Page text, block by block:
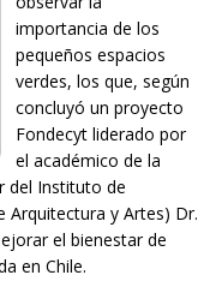
importancia de los
pequeños espacios
verdes, los que, según
concluyó un proyecto
Fondecyt liderado por
el académico de la
del Instituto de
Arquitectura y Artes) Dr.
el bienestar de
en Chile.